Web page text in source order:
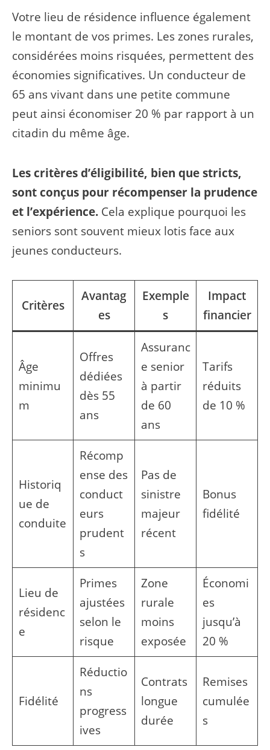
Votre lieu de résidence influence également
le montant de vos primes. Les zones rurales,
considérées moins risquées, permettent des
économies significatives. Un conducteur de
65 ans vivant dans une petite commune
peut ainsi économiser 20 % par rapport à un
citadin du même âge.
Les critères d’éligibilité, bien que stricts,
sont conçus pour récompenser la prudence
et l’expérience. Cela explique pourquoi les
seniors sont souvent mieux lotis face aux
jeunes conducteurs.
Critères
Avantag
es
Exemple
s
Impact
financier
Âge
minimu
m
Offres
dédiées
dès 55
ans
Assuranc
e senior
à partir
de 60
ans
Tarifs
réduits
de 10 %
Historiq
ue de
conduite
Récomp
ense des
conduct
eurs
prudent
s
Pas de
sinistre
majeur
récent
Bonus
fidélité
Lieu de
résidenc
e
Primes
ajustées
selon le
risque
Zone
rurale
moins
exposée
Économi
es
jusqu’à
20 %
Fidélité
Réductio
ns
progress
ives
Contrats
longue
durée
Remises
cumulée
s